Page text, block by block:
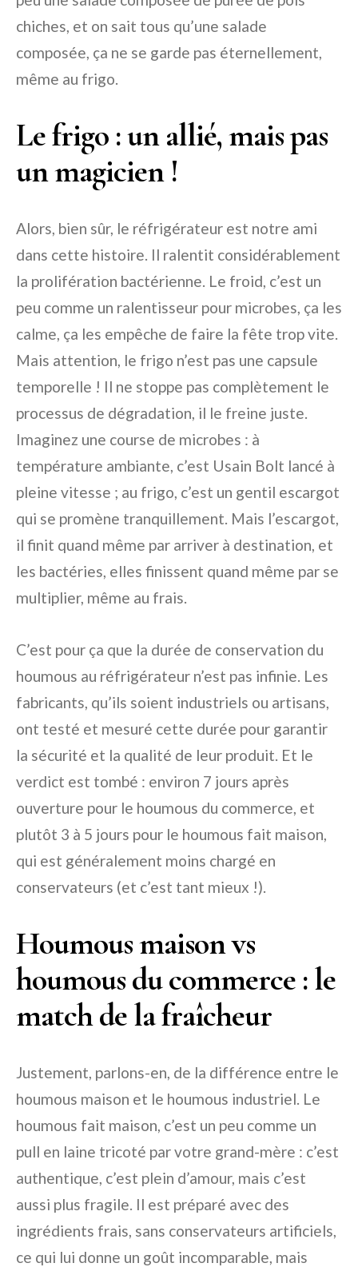
chiches, et on sait tous qu’une salade
composée, ça ne se garde pas éternellement,
même au frigo.
Le frigo : un allié, mais pas
un magicien !
Alors, bien sûr, le réfrigérateur est notre ami
dans cette histoire. Il ralentit considérablement
la prolifération bactérienne. Le froid, c’est un
peu comme un ralentisseur pour microbes, ça les
calme, ça les empêche de faire la fête trop vite.
Mais attention, le frigo n’est pas une capsule
temporelle ! Il ne stoppe pas complètement le
processus de dégradation, il le freine juste.
Imaginez une course de microbes : à
température ambiante, c’est Usain Bolt lancé à
pleine vitesse ; au frigo, c’est un gentil escargot
qui se promène tranquillement. Mais l’escargot,
il finit quand même par arriver à destination, et
les bactéries, elles finissent quand même par se
multiplier, même au frais.
C’est pour ça que la durée de conservation du
houmous au réfrigérateur n’est pas infinie. Les
fabricants, qu’ils soient industriels ou artisans,
ont testé et mesuré cette durée pour garantir
la sécurité et la qualité de leur produit. Et le
verdict est tombé : environ 7 jours après
ouverture pour le houmous du commerce, et
plutôt 3 à 5 jours pour le houmous fait maison,
qui est généralement moins chargé en
conservateurs (et c’est tant mieux !).
Houmous maison vs
houmous du commerce : le
match de la fraîcheur
Justement, parlons-en, de la différence entre le
houmous maison et le houmous industriel. Le
houmous fait maison, c’est un peu comme un
pull en laine tricoté par votre grand-mère : c’est
authentique, c’est plein d’amour, mais c’est
aussi plus fragile. Il est préparé avec des
ingrédients frais, sans conservateurs artificiels,
ce qui lui donne un goût incomparable, mais